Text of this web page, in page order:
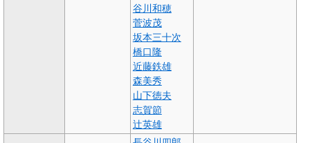
谷川和穂
菅波茂
坂本三十次
橋口隆
近藤鉄雄
森美秀
山下徳夫
志賀節
辻英雄